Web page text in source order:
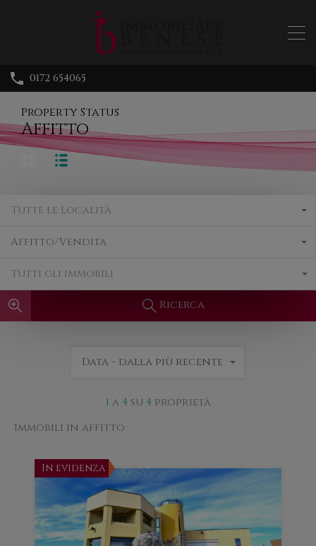
0172 654065
Property Status
Affitto
Tutte le Località
Affitto/Vendita
Tutti gli immobili
Ricerca
1 a 4 su 4 proprietà
Data - dalla più recente
Immobili in affitto
In evidenza